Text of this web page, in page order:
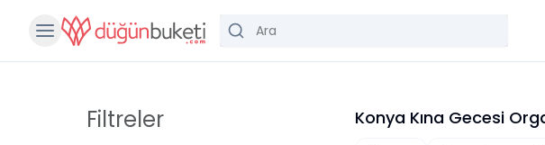
Filtreler Konya Kına Gecesi